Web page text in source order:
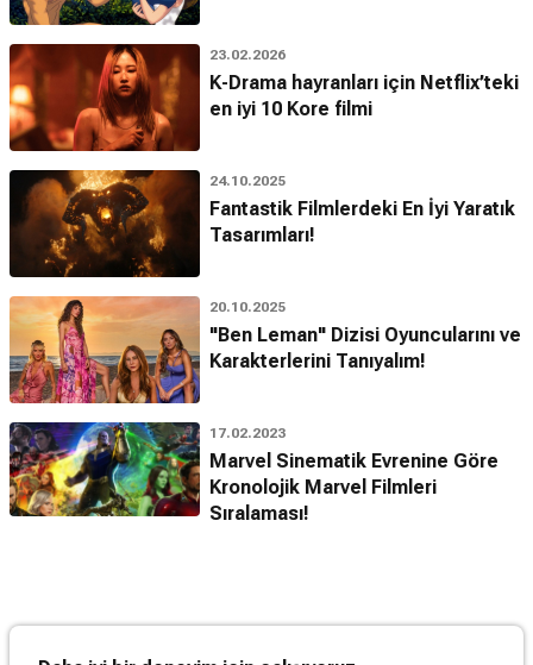
23.02.2026
K-Drama hayranları için Netflix’teki
en iyi 10 Kore filmi
24.10.2025
Fantastik Filmlerdeki En İyi Yaratık
Tasarımları!
20.10.2025
"Ben Leman" Dizisi Oyuncularını ve
Karakterlerini Tanıyalım!
17.02.2023
Marvel Sinematik Evrenine Göre
Kronolojik Marvel Filmleri
Sıralaması!